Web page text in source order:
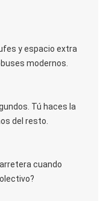
y espacio extra
modernos.
Tú haces la
del resto.
cuando